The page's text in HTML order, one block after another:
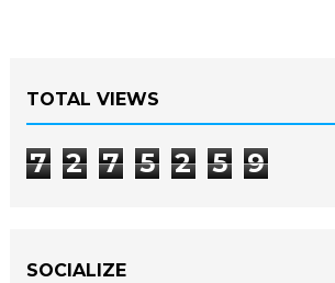
TOTAL VIEWS
7 2 7 5 2 5 9
SOCIALIZE